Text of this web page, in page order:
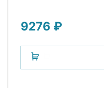
9276 ₽